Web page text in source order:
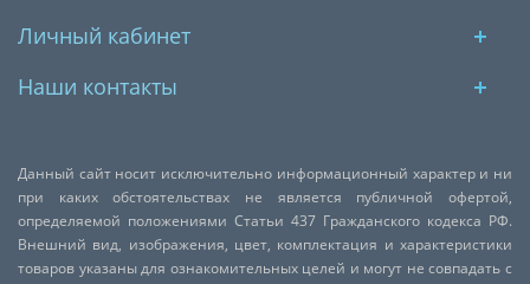
Личный кабинет
Наши контакты
Данный сайт носит исключительно информационный характер и ни
при каких обстоятельствах не является публичной офертой,
определяемой положениями Статьи 437 Гражданского кодекса РФ.
Внешний вид, изображения, цвет, комплектация и характеристики
товаров указаны для ознакомительных целей и могут не совпадать с